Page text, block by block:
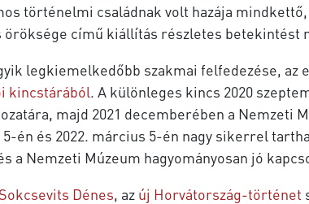
történelmi családnak volt hazája
öröksége című kiállítás részletes betekintést
legkiemelkedőbb szakmai felfedezése, az
kincstárából. A különleges kincs 2020
majd 2021 decemberében a Nemzeti
én és 2022. március 5-én nagy sikerrel
a Nemzeti Múzeum hagyományosan jó
Sokcsevits Dénes, az új Horvátország-történet